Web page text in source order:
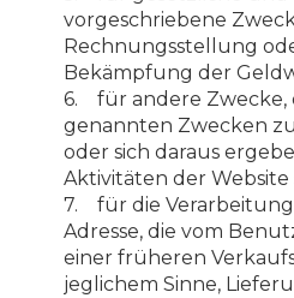
vorgeschriebene
Rechnungsstellung
Bekämpfung der
6. für andere Zwecke,
genannten Zwecken
oder sich daraus
Aktivitäten der Website
7. für die Verarbeitung
Adresse, die vom
einer früheren
jeglichem Sinne,